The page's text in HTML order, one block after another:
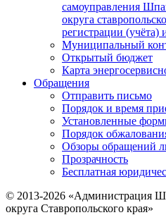
самоуправления
округа
регистрации (учёта)
Муниципальный
Открытый бюджет
Карта
Обращения
Отправить письмо
Порядок и время
Установленные
Порядок
Обзоры обращений
Прозрачность
Бесплатная
© 2013-2026 «Администрация
округа Ставропольского края»